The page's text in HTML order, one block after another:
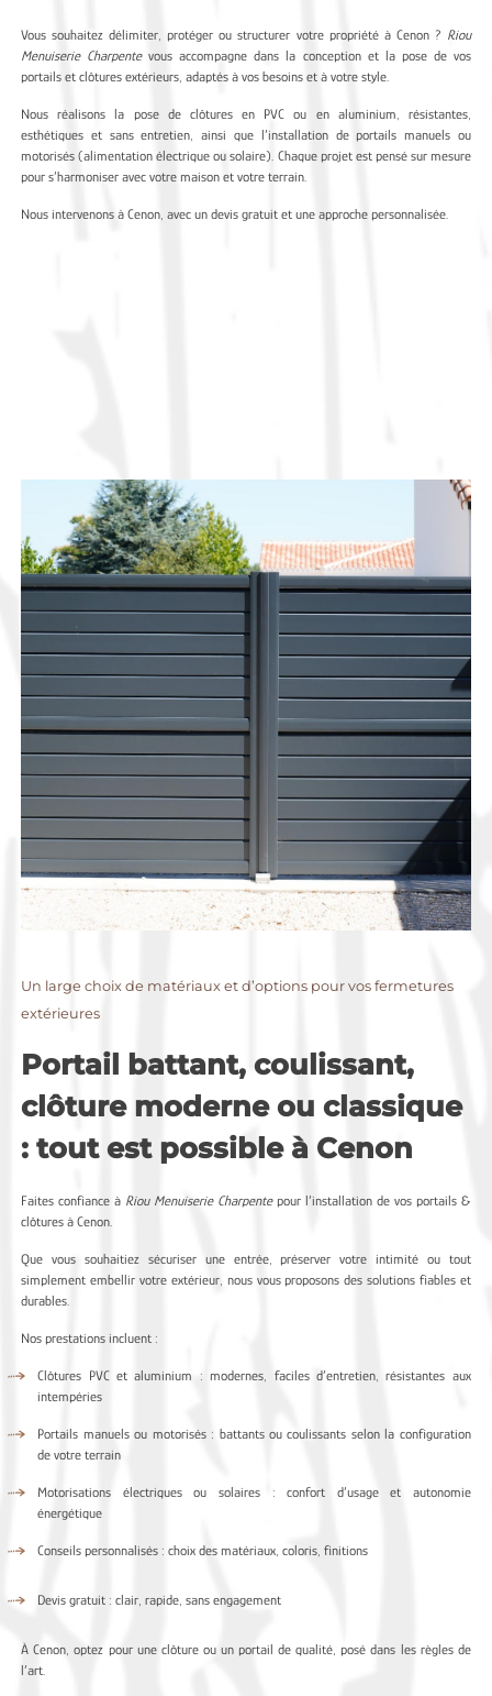
Vous souhaitez délimiter, protéger ou structurer votre propriété à Cenon ? Riou
Menuiserie Charpentevous accompagne dans la conception et la pose de vos
portails et clôtures extérieurs, adaptés à vos besoins et à votre style.
Nous réalisons la pose de clôtures en PVC ou en aluminium, résistantes,
esthétiques et sans entretien, ainsi que l’installation de portails manuels ou
motorisés (alimentation électrique ou solaire). Chaque projet est pensé sur mesure
pour s’harmoniser avec votre maison et votre terrain.
Nous intervenons à Cenon, avec un devis gratuit et une approche personnalisée.
Un large choix de matériaux et d’options pour vos fermetures
extérieures
Portail battant, coulissant,
clôture moderne ou classique
: tout est possible à Cenon
Faites confiance à Riou Menuiserie Charpentepour l’installation de vos portails &
clôtures à Cenon.
Que vous souhaitiez sécuriser une entrée, préserver votre intimité ou tout
simplement embellir votre extérieur, nous vous proposons des solutions fiables et
durables.
Nos prestations incluent :
Clôtures PVC et aluminium : modernes, faciles d’entretien, résistantes aux
intempéries
Portails manuels ou motorisés : battants ou coulissants selon la configuration
de votre terrain
Motorisations électriques ou solaires : confort d’usage et autonomie
énergétique
Conseils personnalisés : choix des matériaux, coloris, finitions
Devis gratuit : clair, rapide, sans engagement
À Cenon, optez pour une clôture ou un portail de qualité, posé dans les règles de
l’art.